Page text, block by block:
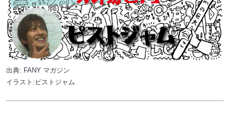
出典: FANY マガジン
イラスト:ピストジャム